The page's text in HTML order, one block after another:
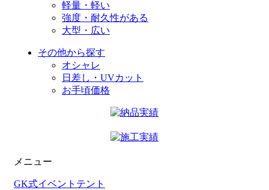
軽量・軽い
強度・耐久性がある
大型・広い
その他から探す
オシャレ
日差し・UVカット
お手頃価格
メニュー
GK式イベントテント